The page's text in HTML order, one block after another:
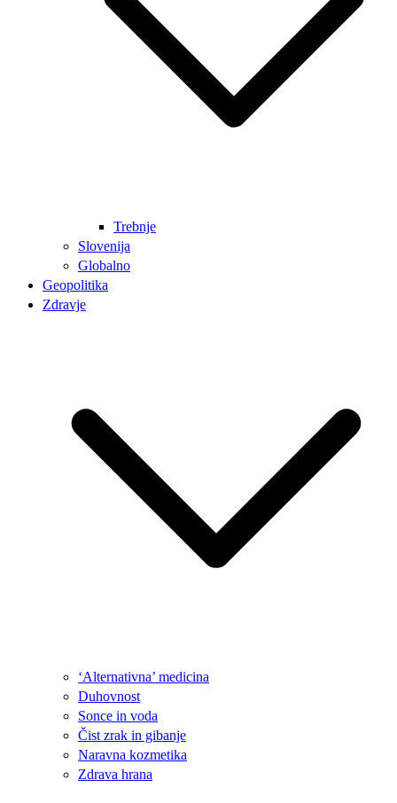
Trebnje
Slovenija
Globalno
Geopolitika
Zdravje
‘Alternativna’ medicina
Duhovnost
Sonce in voda
Čist zrak in gibanje
Naravna kozmetika
Zdrava hrana